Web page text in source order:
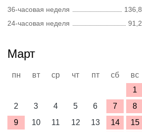
36-часовая неделя
136,8
24-часовая неделя
91,2
Март
пн вт ср чт пт сб
вс
1
2
3 4 5 6 7
8
9
10 11 12 13 14
15